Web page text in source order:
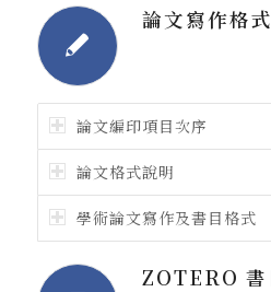
論文寫作格
論文編印項目次序
論文格式說明
學術論文寫作及書目格式
ZOTERO